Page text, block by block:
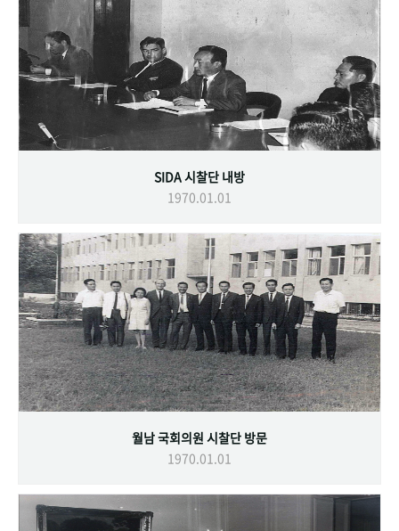
SIDA 시찰단 내방
1970.01.01
월남 국회의원 시찰단 방문
1970.01.01